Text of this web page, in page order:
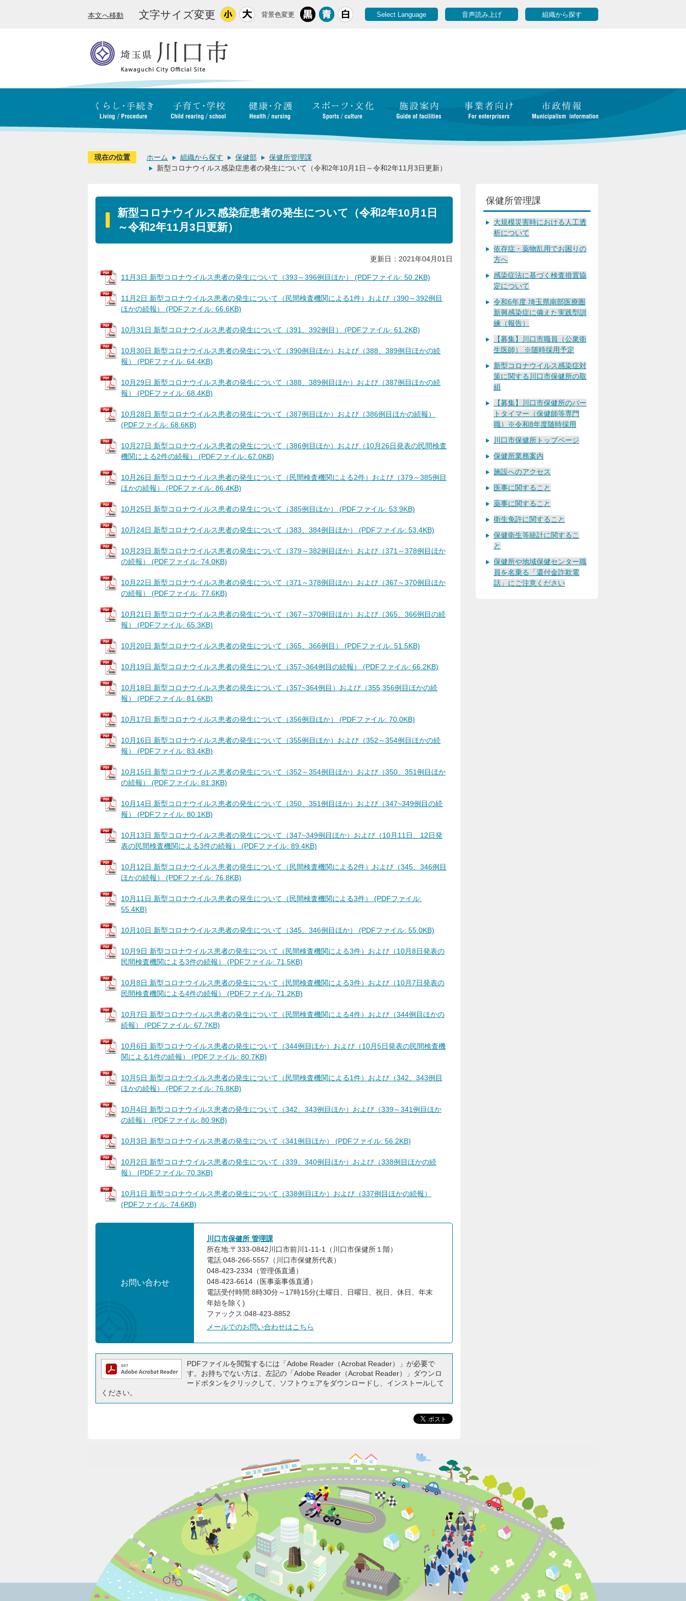
本文へ移動 文字サイズ変更 背景色変更 Select Language 音声読み上げ 組織から探す
現在の位置 ホーム 組織から探す 保健部
保健所管理課
新型コロナウイルス感染症患者の発生について（令和2年10月1日～令和2年11月3日更新）
新型コロナウイルス感染症患者の発生について（令和2年10月1日
～令和2年11月3日更新）
更新日：2021年04月01日
11月3日 新型コロナウイルス患者の発生について（393～396例目ほか） (PDFファイル: 50.2KB)
11月2日 新型コロナウイルス患者の発生について（民間検査機関による1件）および（390～392例目
ほかの続報） (PDFファイル: 66.6KB)
10月31日 新型コロナウイルス患者の発生について（391、392例目） (PDFファイル: 61.2KB)
10月30日 新型コロナウイルス患者の発生について（390例目ほか）および（388、389例目ほかの続
報） (PDFファイル: 64.4KB)
10月29日 新型コロナウイルス患者の発生について（388、389例目ほか）および（387例目ほかの続
報） (PDFファイル: 68.4KB)
10月28日 新型コロナウイルス患者の発生について（387例目ほか）および（386例目ほかの続報）
(PDFファイル: 68.6KB)
10月27日 新型コロナウイルス患者の発生について（386例目ほか）および（10月26日発表の民間検査
機関による2件の続報） (PDFファイル: 67.0KB)
10月26日 新型コロナウイルス患者の発生について（民間検査機関による2件）および（379～385例目
ほかの続報） (PDFファイル: 86.4KB)
10月25日 新型コロナウイルス患者の発生について（385例目ほか） (PDFファイル: 53.9KB)
10月24日 新型コロナウイルス患者の発生について（383、384例目ほか） (PDFファイル: 53.4KB)
10月23日 新型コロナウイルス患者の発生について（379～382例目ほか）および（371～378例目ほか
の続報） (PDFファイル: 74.0KB)
10月22日 新型コロナウイルス患者の発生について（371～378例目ほか）および（367～370例目ほか
の続報） (PDFファイル: 77.6KB)
10月21日 新型コロナウイルス患者の発生について（367～370例目ほか）および（365、366例目の続
報） (PDFファイル: 65.3KB)
10月20日 新型コロナウイルス患者の発生について（365、366例目） (PDFファイル: 51.5KB)
10月19日 新型コロナウイルス患者の発生について（357~364例目の続報） (PDFファイル: 66.2KB)
10月18日 新型コロナウイルス患者の発生について（357~364例目）および（355,356例目ほかの続
報） (PDFファイル: 81.6KB)
10月17日 新型コロナウイルス患者の発生について（356例目ほか） (PDFファイル: 70.0KB)
10月16日 新型コロナウイルス患者の発生について（355例目ほか）および（352～354例目ほかの続
報） (PDFファイル: 83.4KB)
10月15日 新型コロナウイルス患者の発生について（352～354例目ほか）および（350、351例目ほか
の続報） (PDFファイル: 81.3KB)
10月14日 新型コロナウイルス患者の発生について（350、351例目ほか）および（347~349例目の続
報） (PDFファイル: 80.1KB)
10月13日 新型コロナウイルス患者の発生について（347~349例目ほか）および（10月11日、12日発
表の民間検査機関による3件の続報） (PDFファイル: 89.4KB)
10月12日 新型コロナウイルス患者の発生について（民間検査機関による2件）および（345、346例目
ほかの続報） (PDFファイル: 76.8KB)
10月11日 新型コロナウイルス患者の発生について（民間検査機関による3件） (PDFファイル:
55.4KB)
10月10日 新型コロナウイルス患者の発生について（345、346例目ほか） (PDFファイル: 55.0KB)
10月9日 新型コロナウイルス患者の発生について（民間検査機関による3件）および（10月8日発表の
民間検査機関による3件の続報） (PDFファイル: 71.5KB)
10月8日 新型コロナウイルス患者の発生について（民間検査機関による3件）および（10月7日発表の
民間検査機関による4件の続報） (PDFファイル: 71.2KB)
10月7日 新型コロナウイルス患者の発生について（民間検査機関による4件）および（344例目ほかの
続報） (PDFファイル: 67.7KB)
10月6日 新型コロナウイルス患者の発生について（344例目ほか）および（10月5日発表の民間検査機
関による1件の続報） (PDFファイル: 80.7KB)
10月5日 新型コロナウイルス患者の発生について（民間検査機関による1件）および（342、343例目
ほかの続報） (PDFファイル: 76.8KB)
10月4日 新型コロナウイルス患者の発生について（342、343例目ほか）および（339～341例目ほか
の続報） (PDFファイル: 80.9KB)
10月3日 新型コロナウイルス患者の発生について（341例目ほか） (PDFファイル: 56.2KB)
10月2日 新型コロナウイルス患者の発生について（339、340例目ほか）および（338例目ほかの続
報） (PDFファイル: 70.3KB)
10月1日 新型コロナウイルス患者の発生について（338例目ほか）および（337例目ほかの続報）
(PDFファイル: 74.6KB)
お問い合わせ
川口市保健所 管理課
所在地:〒333-0842川口市前川1-11-1（川口市保健所１階）
電話:048-266-5557（川口市保健所代表）
048-423-2334（管理係直通）
048-423-6614（医事薬事係直通）
電話受付時間:8時30分～17時15分(土曜日、日曜日、祝日、休日、年末
年始を除く)
ファックス:048-423-8852
メールでのお問い合わせはこちら
PDFファイルを閲覧するには「Adobe Reader（Acrobat Reader）」が必要で
す。お持ちでない方は、左記の「Adobe Reader（Acrobat Reader）」ダウンロ
ードボタンをクリックして、ソフトウェアをダウンロードし、インストールして
ください。
保健所管理課
大規模災害時における人工透
析について
依存症・薬物乱用でお困りの
方へ
感染症法に基づく検査措置協
定について
令和6年度 埼玉県南部医療圏
新興感染症に備えた実践型訓
練（報告）
【募集】川口市職員（公衆衛
生医師） ※随時採用予定
新型コロナウイルス感染症対
策に関する川口市保健所の取
組
【募集】川口市保健所のパー
トタイマー（保健師等専門
職）※令和8年度随時採用
川口市保健所トップページ
保健所業務案内
施設へのアクセス
医事に関すること
薬事に関すること
衛生免許に関すること
保健衛生等統計に関するこ
と
保健所や地域保健センター職
員を名乗る「還付金詐欺電
話」にご注意ください